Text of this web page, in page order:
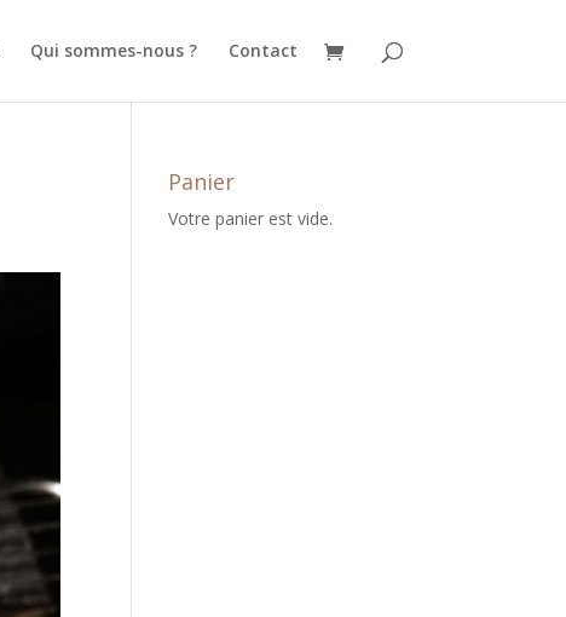
Qui sommes-nous ? Contact
Panier
Votre panier est vide.